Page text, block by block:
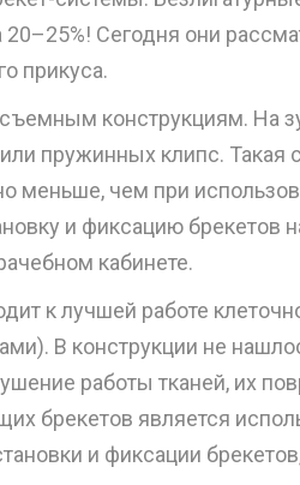
20–25%! Сегодня они
прикуса.
конструкциям. На
пружинных клипс. Такая
меньше, чем при
и фиксацию
кабинете.
к лучшей работе
В конструкции не
работы тканей, их
брекетов является
и фиксации